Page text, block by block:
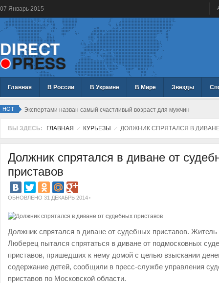
07 Январь 2015
Главная В России В Украине В Мире Звезды
HOT Экспертами назван самый счастливый возраст для мужчин
ВЫ ЗДЕСЬ: ГЛАВНАЯ КУРЬЕЗЫ ДОЛЖНИК СПРЯТАЛСЯ В
Должник спрятался в диване от
приставов
ОБНОВЛЕНО 31 ДЕКАБРЬ 2014
Должник спрятался в диване от судебных приставов. Житель
Люберец пытался спрятаться в диване от подмосковных
приставов, пришедших к нему домой с целью взыскании
содержание детей, сообщили в пресс-службе управления
приставов по Московской области.